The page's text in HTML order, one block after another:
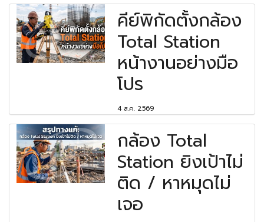
คีย์พิกัดตั้งกล้อง
Total Station
หน้างานอย่างมือ
โปร
4 ส.ค. 2569
กล้อง Total
Station ยิงเป้าไม่
ติด / หาหมุดไม่
เจอ